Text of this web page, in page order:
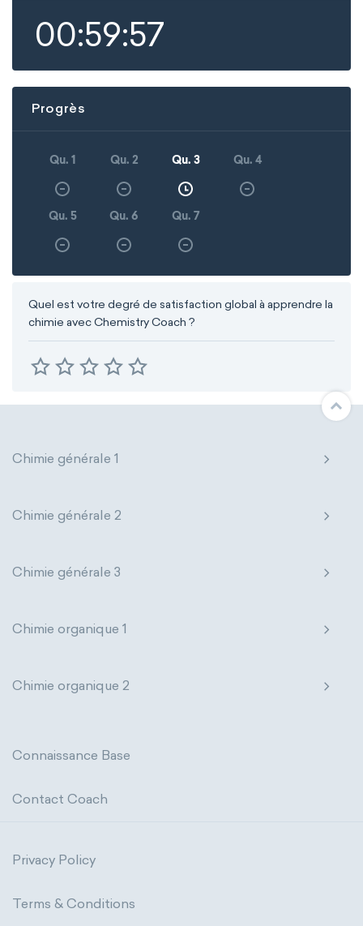
00:59:57
Progrès
Qu. 1 Qu. 2 Qu. 3 Qu. 4
Qu. 5 Qu. 6 Qu. 7
Quel est votre degré de satisfaction global à apprendre la
chimie avec Chemistry Coach ?
Chimie générale 1
Chimie générale 2
Chimie générale 3
Chimie organique 1
Chimie organique 2
Connaissance Base
Contact Coach
Privacy Policy
Terms & Conditions